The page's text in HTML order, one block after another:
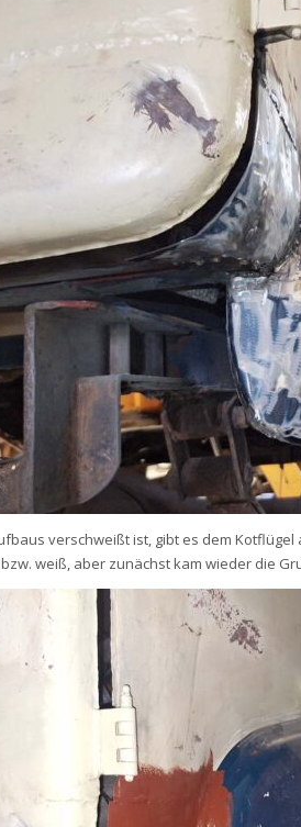
verschweißt ist, gibt es dem
weiß, aber zunächst kam wieder die